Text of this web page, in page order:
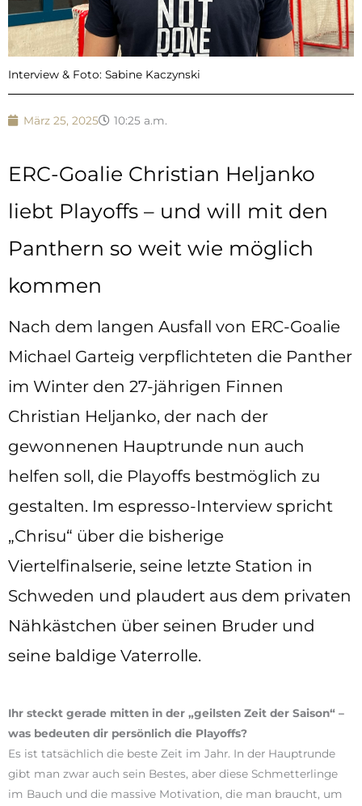
Interview & Foto: Sabine Kaczynski
März 25, 2025 10:25 a.m.
ERC-Goalie Christian Heljanko
liebt Playoffs – und will mit den
Panthern so weit wie möglich
kommen
Nach dem langen Ausfall von ERC-Goalie
Michael Garteig verpflichteten die Panther
im Winter den 27-jährigen Finnen
Christian Heljanko, der nach der
gewonnenen Hauptrunde nun auch
helfen soll, die Playoffs bestmöglich zu
gestalten. Im espresso-Interview spricht
„Chrisu“ über die bisherige
Viertelfinalserie, seine letzte Station in
Schweden und plaudert aus dem privaten
Nähkästchen über seinen Bruder und
seine baldige Vaterrolle.
Ihr steckt gerade mitten in der „geilsten Zeit der Saison“ –
was bedeuten dir persönlich die Playoffs?
Es ist tatsächlich die beste Zeit im Jahr. In der Hauptrunde
gibt man zwar auch sein Bestes, aber diese Schmetterlinge
im Bauch und die massive Motivation, die man braucht, um